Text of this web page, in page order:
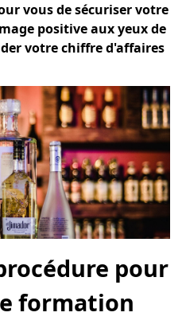
vous de sécuriser votre
positive aux yeux de
votre chiffre d'affaires
pour
formation